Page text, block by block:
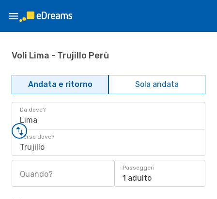
Voli Lima - Trujillo Perù
Andata e ritorno Sola andata
Da dove?
Lima
Verso dove?
Trujillo
Quando?
Passeggeri
1 adulto